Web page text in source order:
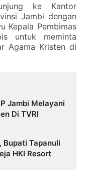
ke Kantor
Jambi dengan
Kepala Pembimas
untuk meminta
Agama Kristen di
Jambi Melayani
Di TVRI
Bupati Tapanuli
HKI Resort